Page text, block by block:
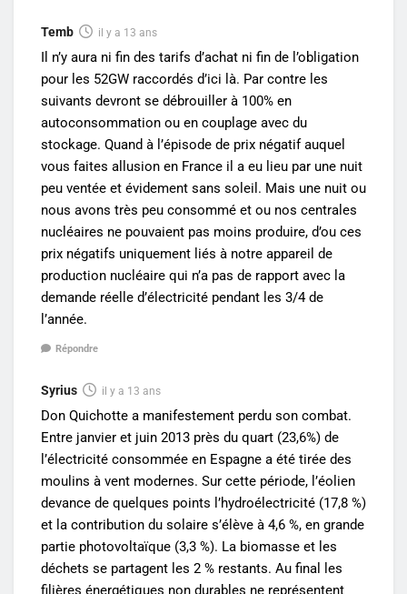
Temb il y a 13 ans
Il n’y aura ni fin des tarifs d’achat ni fin de l’obligation
pour les 52GW raccordés d’ici là. Par contre les
suivants devront se débrouiller à 100% en
autoconsommation ou en couplage avec du
stockage. Quand à l’épisode de prix négatif auquel
vous faites allusion en France il a eu lieu par une nuit
peu ventée et évidement sans soleil. Mais une nuit ou
nous avons très peu consommé et ou nos centrales
nucléaires ne pouvaient pas moins produire, d’ou ces
prix négatifs uniquement liés à notre appareil de
production nucléaire qui n’a pas de rapport avec la
demande réelle d’électricité pendant les 3/4 de
l’année.
Répondre
Syrius il y a 13 ans
Don Quichotte a manifestement perdu son combat.
Entre janvier et juin 2013 près du quart (23,6%) de
l’électricité consommée en Espagne a été tirée des
moulins à vent modernes. Sur cette période, l’éolien
devance de quelques points l’hydroélectricité (17,8 %)
et la contribution du solaire s’élève à 4,6 %, en grande
partie photovoltaïque (3,3 %). La biomasse et les
déchets se partagent les 2 % restants. Au final les
filières énergétiques non durables ne représentent